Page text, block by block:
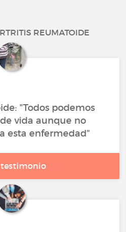
REUMATOIDE
"Todos podemos
vida aunque no
esta enfermedad"
testimonio